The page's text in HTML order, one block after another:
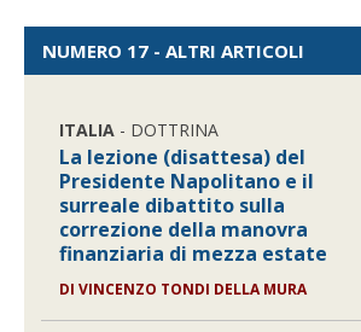
NUMERO 17 - ALTRI ARTICOLI
ITALIA - DOTTRINA
La lezione (disattesa) del
Presidente Napolitano e il
surreale dibattito sulla
correzione della manovra
finanziaria di mezza estate
DI VINCENZO TONDI DELLA MURA